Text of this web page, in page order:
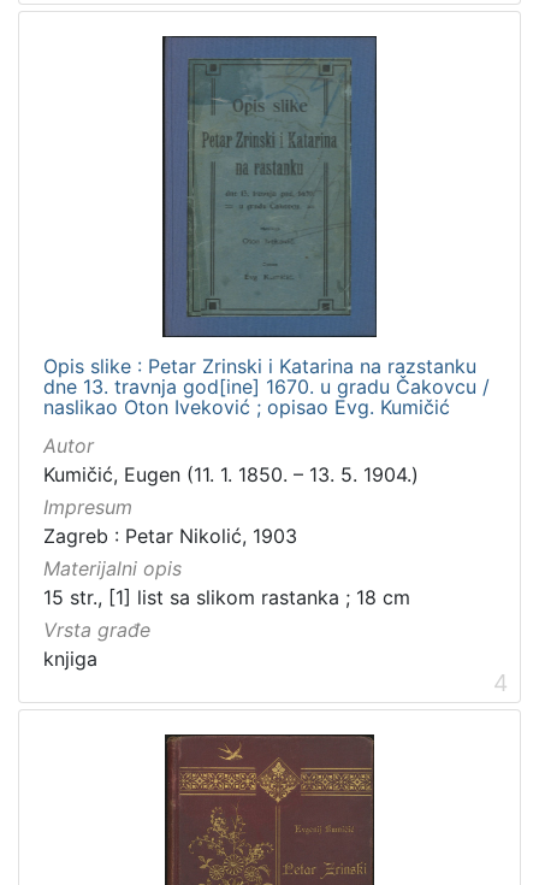
Opis slike : Petar Zrinski i Katarina na razstanku
dne 13. travnja god[ine] 1670. u gradu Čakovcu /
naslikao Oton Iveković ; opisao Evg. Kumičić
Autor
Kumičić, Eugen (11. 1. 1850. – 13. 5. 1904.)
Impresum
Zagreb : Petar Nikolić, 1903
Materijalni opis
15 str., [1] list sa slikom rastanka ; 18 cm
Vrsta građe
knjiga
4